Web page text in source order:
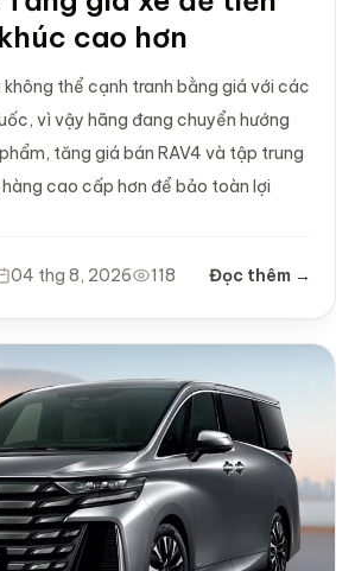
cao hơn
thể cạnh tranh bằng giá với các
vì vậy hãng đang chuyển hướng
tăng giá bán RAV4 và tập trung
cao cấp hơn để bảo toàn lợi
04 thg 8, 2026 118 Đọc thêm →